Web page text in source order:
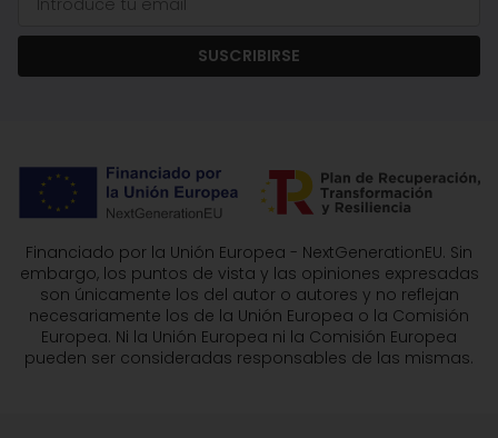
SUSCRIBIRSE
Financiado por la Unión Europea - NextGenerationEU. Sin
embargo, los puntos de vista y las opiniones expresadas
son únicamente los del autor o autores y no reflejan
necesariamente los de la Unión Europea o la Comisión
Europea. Ni la Unión Europea ni la Comisión Europea
pueden ser consideradas responsables de las mismas.